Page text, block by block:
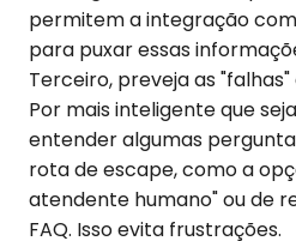
permitem a integração
para puxar essas
Terceiro, preveja as
Por mais inteligente que
entender algumas
rota de escape, como a
atendente humano" ou de
FAQ. Isso evita frustrações.